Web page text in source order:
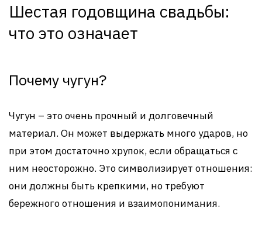
Шестая годовщина свадьбы:
что это означает
Почему чугун?
Чугун – это очень прочный и долговечный
материал. Он может выдержать много ударов, но
при этом достаточно хрупок, если обращаться с
ним неосторожно. Это символизирует отношения:
они должны быть крепкими, но требуют
бережного отношения и взаимопонимания.